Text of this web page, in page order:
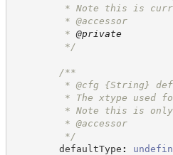
* Note this is currently
* @accessor
* @private
*/
/**
* @cfg {String}
* The xtype used for
* Note this is only
* @accessor
*/
defaultType :